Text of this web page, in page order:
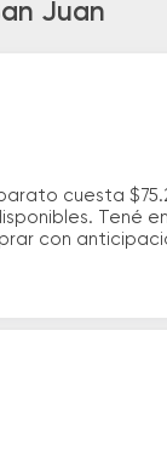
Juan
cuesta
Tené
con